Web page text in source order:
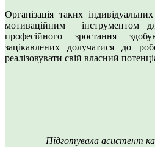
Організація таких
мотиваційним інструментом
професійного зростання
зацікавлених долучатися до
реалізовувати свій власний
Підготувала асистент